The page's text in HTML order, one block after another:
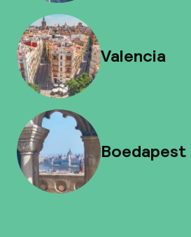
Valencia
Boedapest